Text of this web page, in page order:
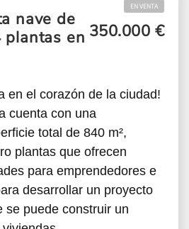
nave de
en
EN VENTA
350.000 €
en el corazón de la ciudad!
cuenta con una
total de 840 m²,
plantas que ofrecen
para emprendedores e
desarrollar un proyecto
se puede construir un